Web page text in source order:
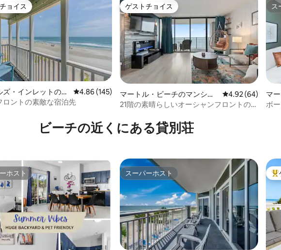
4.95つ星の平均評価
ョイス
ョイス
ズ・インレットのマ
・アパート
レビュー145件、5つ星中4.86つ星の平均評価
4.86 (145)
ロントの素敵な宿泊先
ゲストチョイス
ゲストチョイス
マートル・ビーチのマンショ
ン・アパート
レビュー64件、5
4.92 (64)
21階の素晴らしいオーシャンフロントのコ
ス
ス
マ
ン
ボ
ビーチの近くにある貸別荘
ホスト
ホスト スーパーホスト
スーパーホスト 大